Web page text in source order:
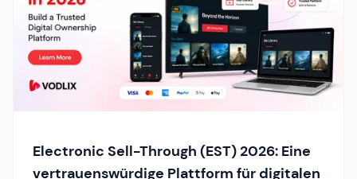
Electronic Sell-Through (EST) 2026: Eine
vertrauenswürdige Plattform für digitalen